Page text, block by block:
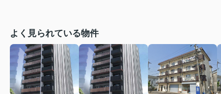
よく見られている物件